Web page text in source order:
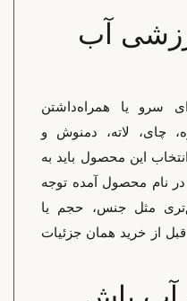
آب
یا همراه‌داشتن
چای، لاته، دمنوش و
این محصول باید به
محصول آمده توجه
مثل جنس، حجم یا
از خرید همان جزئیات